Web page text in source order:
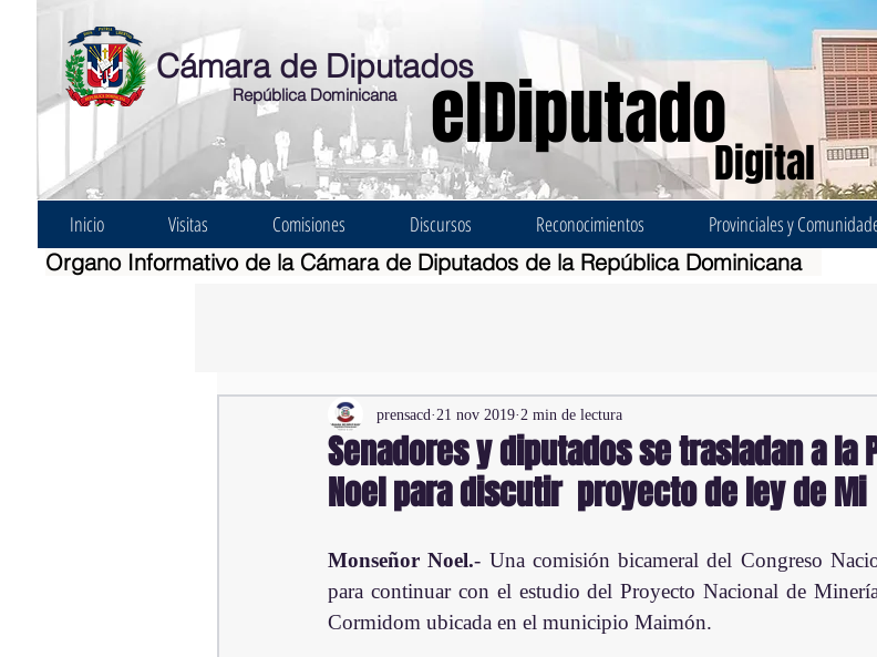
Digital
elDiputado
Cámara de Diputados
República Dominicana
Inicio Visitas Comisiones Discursos Reconocimientos Provinciales y
Organo Informativo de la Cámara de Diputados de la República Dominicana
Senadores y diputados se trasladan a la
Noel para discutir proyecto de ley de Mi
prensacd 21 nov 2019 2 min de lectura
Monseñor Noel.- Una comisión bicameral del Congreso
para continuar con el estudio del Proyecto Nacional de
Cormidom ubicada en el municipio Maimón.